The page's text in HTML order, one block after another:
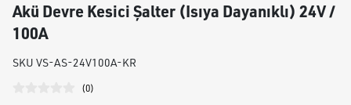
Akü Devre Kesici Şalter (Isıya Dayanıklı) 24V /
100A
SKU VS-AS-24V100A-KR
(0)